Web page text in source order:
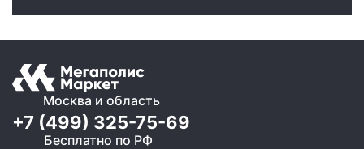
Москва и область
+7 (499) 325-75-69
Бесплатно по РФ